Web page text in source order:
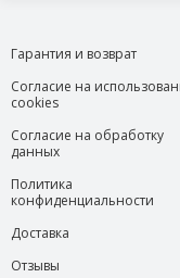
Гарантия и возврат
Согласие на
cookies
Согласие на обработку
данных
Политика
конфиденциальности
Доставка
Отзывы